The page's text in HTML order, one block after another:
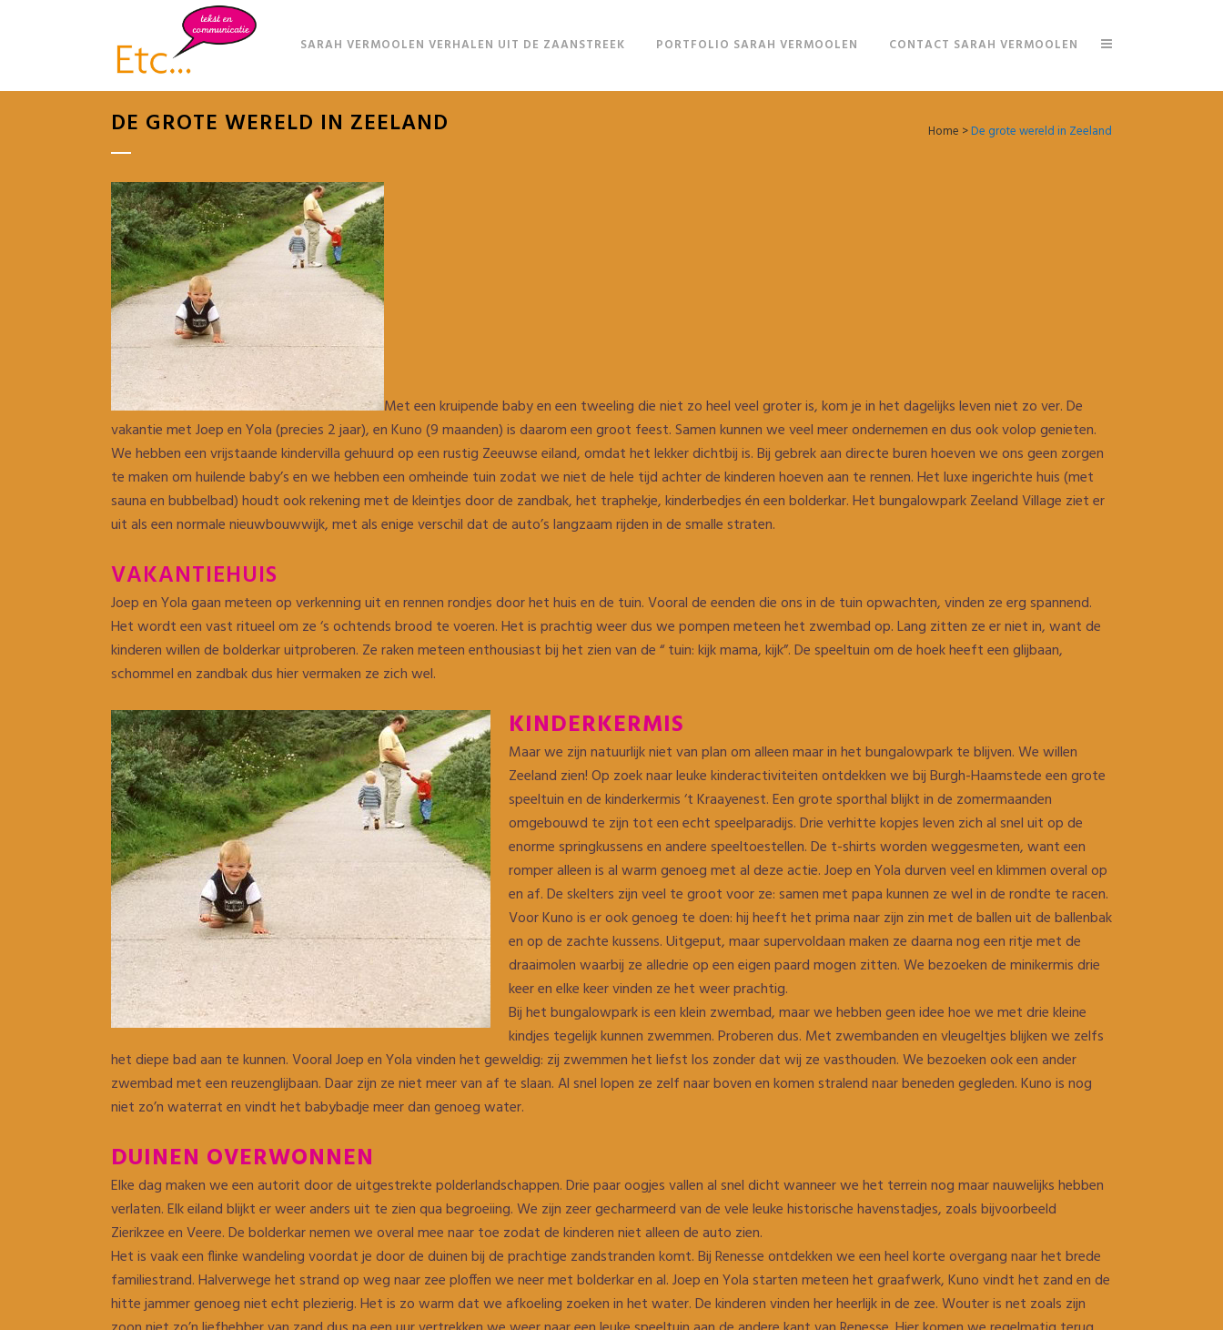
SARAH VERMOOLEN VERHALEN UIT DE ZAANSTREEK PORTFOLIO SARAH VERMOOLEN CONTACT SARAH VERMOOLEN
DE GROTE WERELD IN ZEELAND Home >De grote wereld in Zeeland
Met een kruipende baby en een tweeling die niet zo heel veel groter is, kom je in het dagelijks leven niet zo ver. De
vakantie met Joep en Yola (precies 2 jaar), en Kuno (9 maanden) is daarom een groot feest. Samen kunnen we veel meer ondernemen en dus ook volop genieten.
We hebben een vrijstaande kindervilla gehuurd op een rustig Zeeuwse eiland, omdat het lekker dichtbij is. Bij gebrek aan directe buren hoeven we ons geen zorgen
te maken om huilende baby’s en we hebben een omheinde tuin zodat we niet de hele tijd achter de kinderen hoeven aan te rennen. Het luxe ingerichte huis (met
sauna en bubbelbad) houdt ook rekening met de kleintjes door de zandbak, het traphekje, kinderbedjes én een bolderkar. Het bungalowpark Zeeland Village ziet er
uit als een normale nieuwbouwwijk, met als enige verschil dat de auto’s langzaam rijden in de smalle straten.
VAKANTIEHUIS
Joep en Yola gaan meteen op verkenning uit en rennen rondjes door het huis en de tuin. Vooral de eenden die ons in de tuin opwachten, vinden ze erg spannend.
Het wordt een vast ritueel om ze ‘s ochtends brood te voeren. Het is prachtig weer dus we pompen meteen het zwembad op. Lang zitten ze er niet in, want de
kinderen willen de bolderkar uitproberen. Ze raken meteen enthousiast bij het zien van de “ tuin: kijk mama, kijk”. De speeltuin om de hoek heeft een glijbaan,
schommel en zandbak dus hier vermaken ze zich wel.
KINDERKERMIS
Maar we zijn natuurlijk niet van plan om alleen maar in het bungalowpark te blijven. We willen
Zeeland zien! Op zoek naar leuke kinderactiviteiten ontdekken we bij Burgh-Haamstede een grote
speeltuin en de kinderkermis ‘t Kraayenest. Een grote sporthal blijkt in de zomermaanden
omgebouwd te zijn tot een echt speelparadijs. Drie verhitte kopjes leven zich al snel uit op de
enorme springkussens en andere speeltoestellen. De t-shirts worden weggesmeten, want een
romper alleen is al warm genoeg met al deze actie. Joep en Yola durven veel en klimmen overal op
en af. De skelters zijn veel te groot voor ze: samen met papa kunnen ze wel in de rondte te racen.
Voor Kuno is er ook genoeg te doen: hij heeft het prima naar zijn zin met de ballen uit de ballenbak
en op de zachte kussens. Uitgeput, maar supervoldaan maken ze daarna nog een ritje met de
draaimolen waarbij ze alledrie op een eigen paard mogen zitten. We bezoeken de minikermis drie
keer en elke keer vinden ze het weer prachtig.
Bij het bungalowpark is een klein zwembad, maar we hebben geen idee hoe we met drie kleine
kindjes tegelijk kunnen zwemmen. Proberen dus. Met zwembanden en vleugeltjes blijken we zelfs
het diepe bad aan te kunnen. Vooral Joep en Yola vinden het geweldig: zij zwemmen het liefst los zonder dat wij ze vasthouden. We bezoeken ook een ander
zwembad met een reuzenglijbaan. Daar zijn ze niet meer van af te slaan. Al snel lopen ze zelf naar boven en komen stralend naar beneden gegleden. Kuno is nog
niet zo’n waterrat en vindt het babybadje meer dan genoeg water.
DUINEN OVERWONNEN
Elke dag maken we een autorit door de uitgestrekte polderlandschappen. Drie paar oogjes vallen al snel dicht wanneer we het terrein nog maar nauwelijks hebben
verlaten. Elk eiland blijkt er weer anders uit te zien qua begroeiing. We zijn zeer gecharmeerd van de vele leuke historische havenstadjes, zoals bijvoorbeeld
Zierikzee en Veere. De bolderkar nemen we overal mee naar toe zodat de kinderen niet alleen de auto zien.
Het is vaak een flinke wandeling voordat je door de duinen bij de prachtige zandstranden komt. Bij Renesse ontdekken we een heel korte overgang naar het brede
familiestrand. Halverwege het strand op weg naar zee ploffen we neer met bolderkar en al. Joep en Yola starten meteen het graafwerk, Kuno vindt het zand en de
hitte jammer genoeg niet echt plezierig. Het is zo warm dat we afkoeling zoeken in het water. De kinderen vinden her heerlijk in de zee. Wouter is net zoals zijn